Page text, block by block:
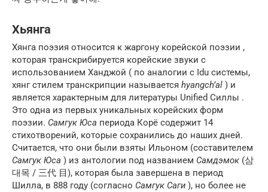
Хьянга
Хянга поэзия относится к жаргону корейской поэзии ,
которая транскрибируется корейские звуки с
использованием Ханджой ( по аналогии с Idu системы,
хянг стилем транскрипции называется hyangch’al ) и
является характерным для литературы Unified Силлы .
Это одна из первых уникальных корейских форм
поэзии. Самгук Юса периода Корё содержит 14
стихотворений, которые сохранились до наших дней.
Считается, что они были взяты Ильоном (составителем
Самгук Юса ) из антологии под названием Самдэмок (삼
대목 / 三代 目), которая была завершена в период
Шилла, в 888 году (согласно Самгук Саги ), но более не